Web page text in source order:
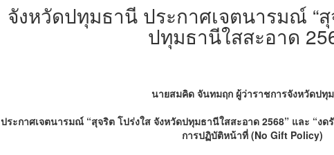
จังหวัดปทุมธานี ประกาศเจตนารมณ์ “
ปทุมธานีใสสะอาด
นายสมคิด จันทมฤก ผู้ว่าราชการจังหวัดปทุ
ประกาศเจตนารมณ์ “สุจริต โปร่งใส จังหวัดปทุมธานีใสสะอาด 2568” และ “ง
การปฏิบัติหน้าที่ (No Gift Policy)